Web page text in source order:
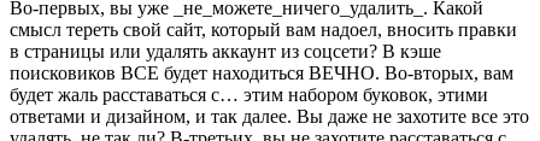
Во-первых, вы уже _не_можете_ничего_удалить_. Какой
смысл тереть свой сайт, который вам надоел, вносить правки
в страницы или удалять аккаунт из соцсети? В кэше
поисковиков ВСЕ будет находиться ВЕЧНО. Во-вторых, вам
будет жаль расставаться с… этим набором буковок, этими
ответами и дизайном, и так далее. Вы даже не захотите все это